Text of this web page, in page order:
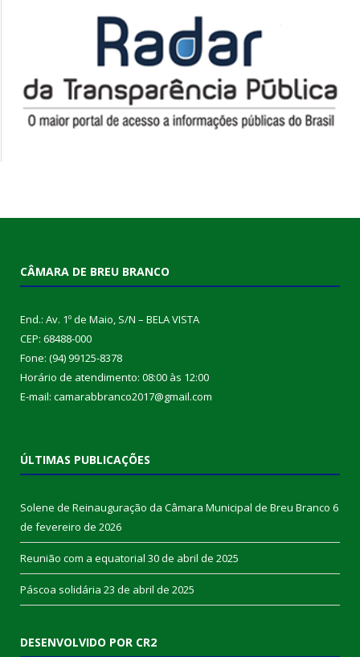
CÂMARA DE BREU BRANCO
End.: Av. 1º de Maio, S/N – BELA VISTA
CEP: 68488-000
Fone: (94) 99125-8378
Horário de atendimento: 08:00 às 12:00
E-mail: camarabbranco2017@gmail.com
ÚLTIMAS PUBLICAÇÕES
Solene de Reinauguração da Câmara Municipal de Breu Branco 6
de fevereiro de 2026
Reunião com a equatorial 30 de abril de 2025
Páscoa solidária 23 de abril de 2025
DESENVOLVIDO POR CR2